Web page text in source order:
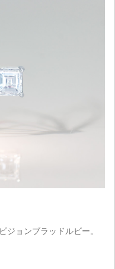
ジョンブラッドルビー。